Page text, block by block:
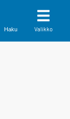
Haku Valikko